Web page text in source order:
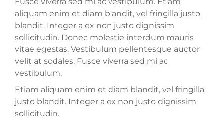
aliquam enim et diam blandit, vel fringilla justo
blandit. Integer a ex non justo dignissim
sollicitudin. Donec molestie interdum mauris
vitae egestas. Vestibulum pellentesque auctor
velit at sodales. Fusce viverra sed mi ac
vestibulum.
Etiam aliquam enim et diam blandit, vel fringilla
justo blandit. Integer a ex non justo dignissim
sollicitudin.